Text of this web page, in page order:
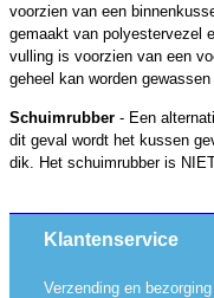
voorzien van een
gemaakt van polyestervezel
vulling is voorzien van een
geheel kan worden
Schuimrubber - Een
dit geval wordt het kussen
dik. Het schuimrubber is
Klantenservice
Verzending en bezorging